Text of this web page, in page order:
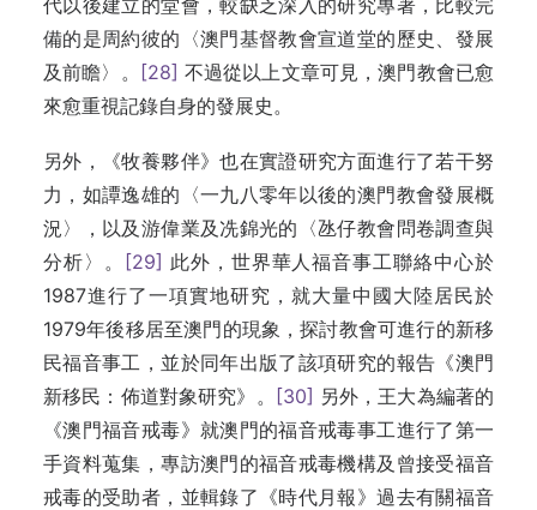
代以後建立的堂會，較缺乏深入的研究專著，比較完
備的是周約彼的〈澳門基督教會宣道堂的歷史、發展
及前瞻〉。
[28] 不過從以上文章可見，澳門教會已愈
來愈重視記錄自身的發展史。
另外，《牧養夥伴》也在實證研究方面進行了若干努
力，如譚逸雄的〈一九八零年以後的澳門教會發展概
況〉，以及游偉業及冼錦光的〈氹仔教會問卷調查與
分析〉。
[29] 此外，世界華人福音事工聯絡中心於
1987進行了一項實地研究，就大量中國大陸居民於
1979年後移居至澳門的現象，探討教會可進行的新移
民福音事工，並於同年出版了該項研究的報告《澳門
新移民：佈道對象研究》。
[30] 另外，王大為編著的
《澳門福音戒毒》就澳門的福音戒毒事工進行了第一
手資料蒐集，專訪澳門的福音戒毒機構及曾接受福音
戒毒的受助者，並輯錄了《時代月報》過去有關福音